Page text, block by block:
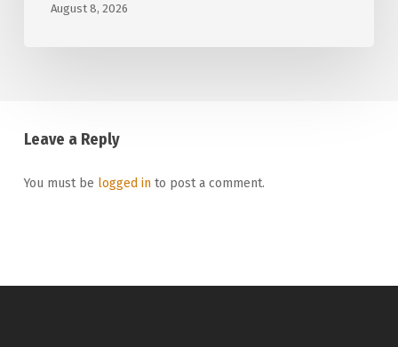
August 8, 2026
Leave a Reply
You must be logged into post a comment.